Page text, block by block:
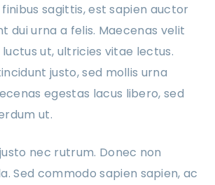
sagittis, est sapien auctor
dui urna a felis. Maecenas velit
ut, ultricies vitae lectus.
justo, sed mollis urna
egestas lacus libero, sed
ut.
nec rutrum. Donec non
Sed commodo sapien sapien, ac